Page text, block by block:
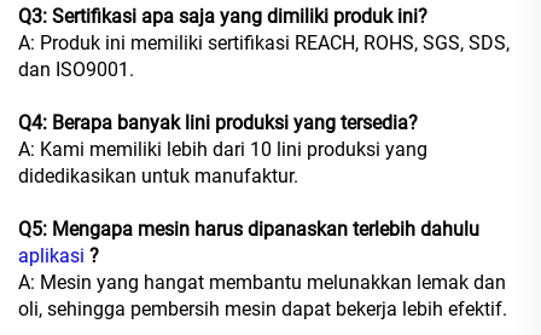
Q3: Sertifikasi apa saja yang dimiliki produk ini?
A: Produk ini memiliki sertifikasi REACH, ROHS, SGS, SDS,
dan ISO9001.
Q4: Berapa banyak lini produksi yang tersedia?
A: Kami memiliki lebih dari 10 lini produksi yang
didedikasikan untuk manufaktur.
Q5: Mengapa mesin harus dipanaskan terlebih dahulu
aplikasi ?
A: Mesin yang hangat membantu melunakkan lemak dan
oli, sehingga pembersih mesin dapat bekerja lebih efektif.